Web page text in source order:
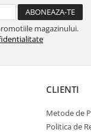
magazinului.
CLIENTI
Metode de
Politica de